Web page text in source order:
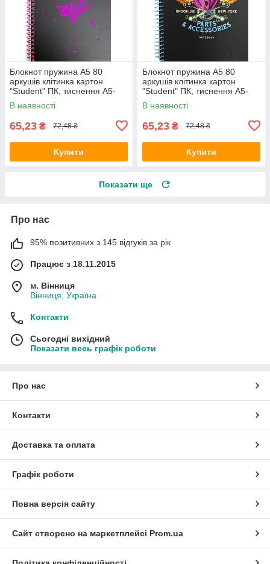
Блокнот пружина А5 80
аркушів клітинка картон
"Student" ПК, тиснення A5-
SC-080-6127K/Школярик
В наявності
65,23 ₴ 72,48 ₴
Купити
Блокнот пружина А5 80
аркушів клітинка картон
"Student" ПК, тиснення A5-
SC-080-6128K/Школярик
В наявності
65,23 ₴ 72,48 ₴
Купити
Показати ще
Про нас
95% позитивних з 145 відгуків за рік
Працює з 18.11.2015
м. Вінниця
Вінниця, Україна
Контакти
Сьогодні вихідний
Показати весь графік роботи
Про нас
Контакти
Доставка та оплата
Графік роботи
Повна версія сайту
Сайт створено на маркетплейсі Prom.ua